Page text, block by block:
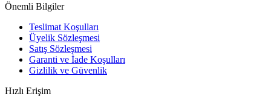
Önemli Bilgiler
Teslimat Koşulları
Üyelik Sözleşmesi
Satış Sözleşmesi
Garanti ve İade Koşulları
Gizlilik ve Güvenlik
Hızlı Erişim